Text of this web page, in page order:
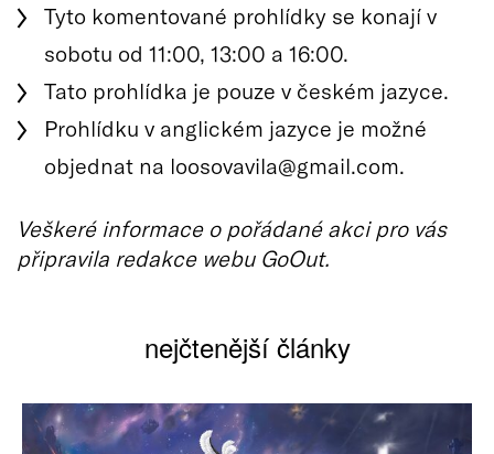
Tyto komentované prohlídky se konají v
sobotu od 11:00, 13:00 a 16:00.
Tato prohlídka je pouze v českém jazyce.
Prohlídku v anglickém jazyce je možné
objednat na loosovavila@gmail.com.
Veškeré informace o pořádané akci pro vás
připravila redakce webu GoOut.
nejčtenější články